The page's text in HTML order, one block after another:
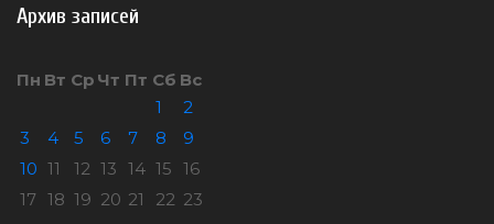
Архив записей
Пн Вт Ср Чт Пт Сб Вс
1
2
3
4 5 6 7 8
9
10 11 12 13 14 15 16
17 18 19 20 21 22 23